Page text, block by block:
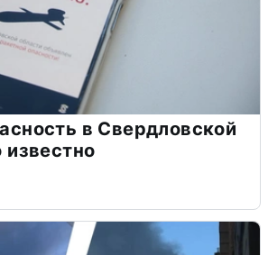
в Свердловской
известно